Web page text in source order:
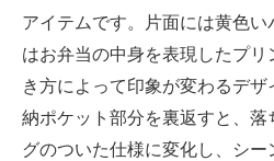
アイテムです。片面には黄色
はお弁当の中身を表現したプ
き方によって印象が変わるデ
納ポケット部分を裏返すと、落
グのついた仕様に変化し、シ